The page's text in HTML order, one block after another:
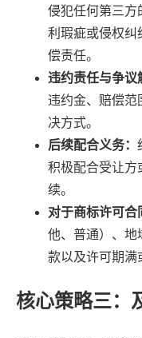
侵犯任何第三方
利瑕疵或侵权纠
偿责任。
违约责任与争议
违约金、赔偿范
决方式。
后续配合义务：
积极配合受让方
续。
对于商标许可合
他、普通）、地
款以及许可期满
核心策略三：